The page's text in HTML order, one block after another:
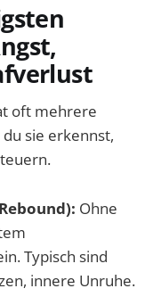
oft mehrere
du sie erkennst,
Ohne
Typisch sind
innere Unruhe.